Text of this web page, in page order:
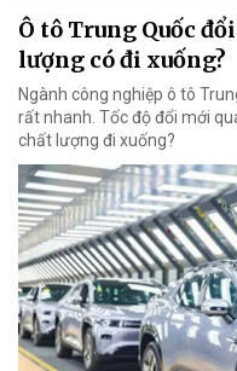
Ô tô Trung Quốc
lượng có đi xuống?
Ngành công nghiệp ô tô
rất nhanh. Tốc độ đổi mới
chất lượng đi xuống?